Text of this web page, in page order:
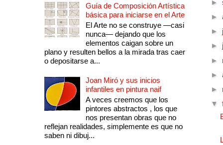
Guía de Composición Artística
básica para iniciarse en el Arte
El Arte no se construye —casi
nunca— dejando que los
elementos caigan sobre un
plano y resulten bellos a la mirada tras caer
o depositarse a...
Joan Miró y sus inicios
infantiles en pintura naif
A veces creemos que los
pintores abstractos , los que
nos presentan obras que no
reflejan realidades, simplemente es que no
saben ni dibuj...
►
►
►
►
►
►
►
▼